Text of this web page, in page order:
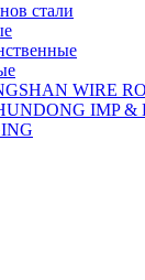
стали
WIRE
IMP &